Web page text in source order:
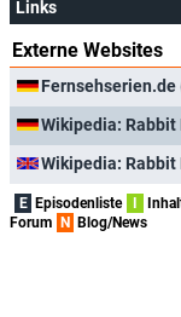
Links
Externe Websites
Wikipedia: Rabbit
Wikipedia: Rabbit
E Episodenliste
Forum
N Blog/News